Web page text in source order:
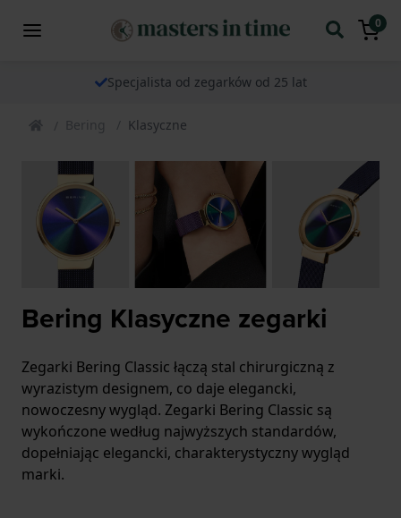
0
Specjalista od zegarków od 25 lat
Bering Klasyczne
Bering Klasyczne zegarki
Zegarki Bering Classic łączą stal chirurgiczną z
wyrazistym designem, co daje elegancki,
nowoczesny wygląd. Zegarki Bering Classic są
wykończone według najwyższych standardów,
dopełniając elegancki, charakterystyczny wygląd
marki.